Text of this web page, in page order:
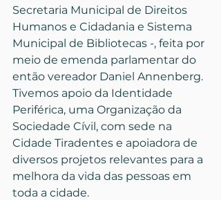
Secretaria Municipal de Direitos
Humanos e Cidadania e Sistema
Municipal de Bibliotecas -, feita por
meio de emenda parlamentar do
então vereador Daniel Annenberg.
Tivemos apoio da Identidade
Periférica, uma Organização da
Sociedade Cívil, com sede na
Cidade Tiradentes e apoiadora de
diversos projetos relevantes para a
melhora da vida das pessoas em
toda a cidade.